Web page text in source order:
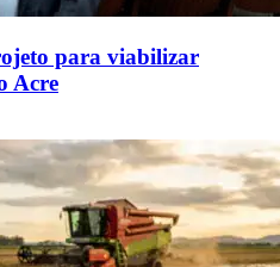
para viabilizar
Acre